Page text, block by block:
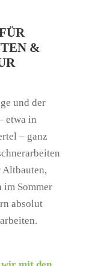
&
und der
etwa in
– ganz
im Sommer
absolut